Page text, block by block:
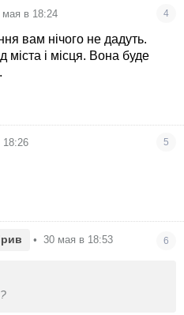
мая в 18:24 4
вам нічого не дадуть.
міста і місця. Вона буде
18:26 5
• 30 мая в 18:53 6